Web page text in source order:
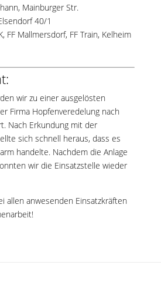
Mainburger Str.
40/1
FF Mallmersdorf, FF Train, Kelheim
wir zu einer ausgelösten
Firma Hopfenveredelung nach
Nach Erkundung mit der
sich schnell heraus, dass es
handelte. Nachdem die Anlage
wir die Einsatzstelle wieder
allen anwesenden Einsatzkräften